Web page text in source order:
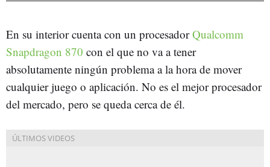
En su interior cuenta con un procesadorQualcomm
Snapdragon 870 con el que no va a tener
absolutamente ningún problema a la hora de mover
cualquier juego o aplicación. No es el mejor procesador
del mercado, pero se queda cerca de él.